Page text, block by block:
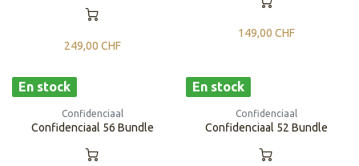
249,00 CHF
149,00 CHF
En stock
Confidenciaal
Confidenciaal 56 Bundle
En stock
Confidenciaal
Confidenciaal 52 Bundle